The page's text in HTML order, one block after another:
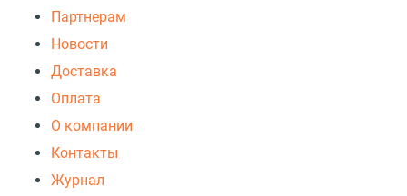
Партнерам
Новости
Доставка
Оплата
О компании
Контакты
Журнал